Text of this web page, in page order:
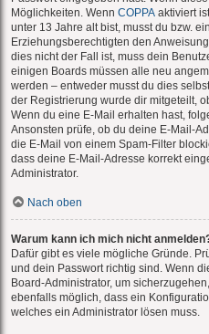
Möglichkeiten. Wenn COPPA aktiviert
unter 13 Jahre alt bist, musst du bzw.
Erziehungsberechtigten den
dies nicht der Fall ist, muss dein
einigen Boards müssen alle neu
werden – entweder musst du dies
der Registrierung wurde dir mitgeteilt,
Wenn du eine E-Mail erhalten hast,
Ansonsten prüfe, ob du deine E-Mail-
die E-Mail von einem Spam-Filter
dass deine E-Mail-Adresse korrekt
Administrator.
Nach oben
Warum kann ich mich nicht
Dafür gibt es viele mögliche Gründe.
und dein Passwort richtig sind. Wenn
Board-Administrator, um
ebenfalls möglich, dass ein
welches ein Administrator lösen muss.